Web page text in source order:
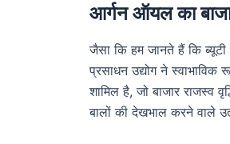
आर्गन ऑयल का
जैसा कि हम जानते हैं कि ब्यूटी
प्रसाधन उद्योग ने
शामिल है, जो बाजार राजस्व
बालों की देखभाल करने वाले